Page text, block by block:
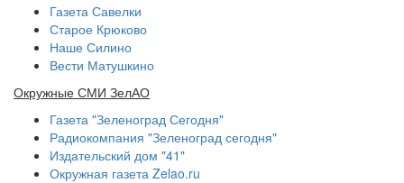
Газета Савелки
Старое Крюково
Наше Силино
Вести Матушкино
Окружные СМИ ЗелАО
Газета "Зеленоград Сегодня"
Радиокомпания "Зеленоград сегодня"
Издательский дом "41"
Окружная газета Zelao.ru